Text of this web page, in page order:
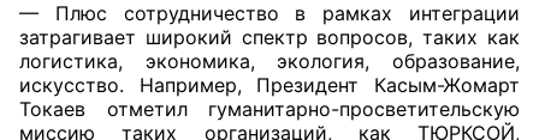
— Плюс сотрудничество в рамках интеграции
затрагивает широкий спектр вопросов, таких как
логистика, экономика, экология, образование,
искусство. Например, Президент Касым-Жомарт
Токаев отметил гуманитарно-просветительскую
миссию таких организаций, как ТЮРКСОЙ,